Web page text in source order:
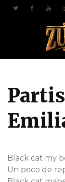
Black cat my
Un poco de